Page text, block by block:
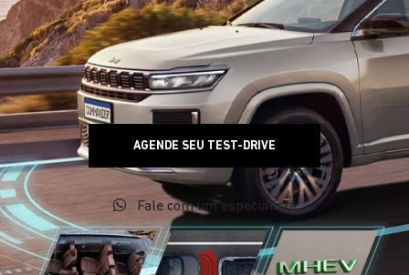
AGENDE SEU TEST-DRIVE
Fale com um especialista